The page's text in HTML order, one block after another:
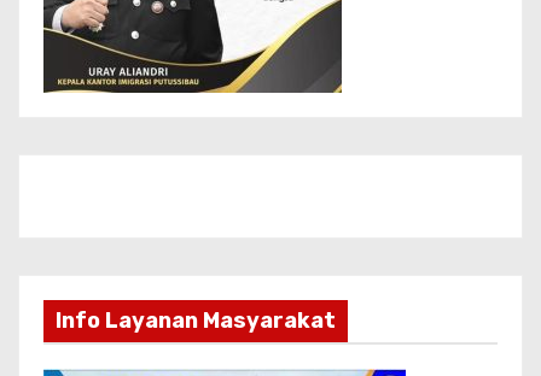
Info Layanan Masyarakat